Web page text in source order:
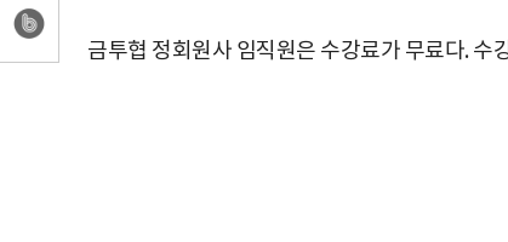
금투협 정회원사 임직원은 수강료가 무료다.